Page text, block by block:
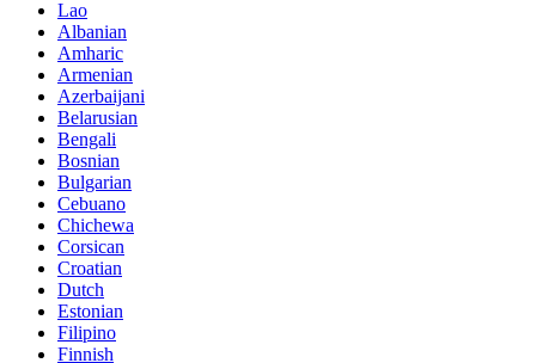
Lao
Albanian
Amharic
Armenian
Azerbaijani
Belarusian
Bengali
Bosnian
Bulgarian
Cebuano
Chichewa
Corsican
Croatian
Dutch
Estonian
Filipino
Finnish